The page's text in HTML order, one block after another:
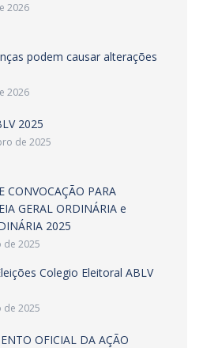
2026
podem causar alterações
2026
2025
de 2025
CONVOCAÇÃO PARA
GERAL ORDINÁRIA e
2025
de 2025
Colegio Eleitoral ABLV
de 2025
OFICIAL DA AÇÃO